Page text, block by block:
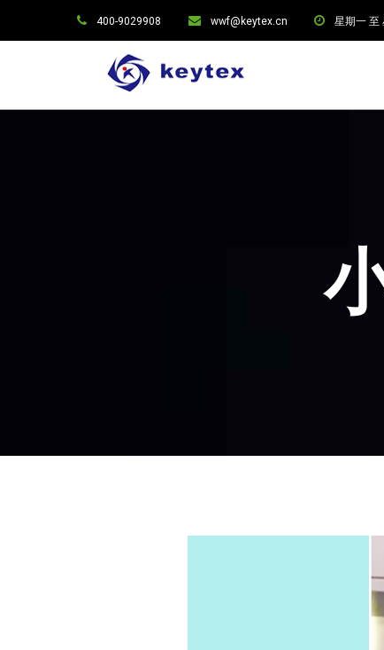
400-9029908 wwf@keytex.cn 星期一 至
小